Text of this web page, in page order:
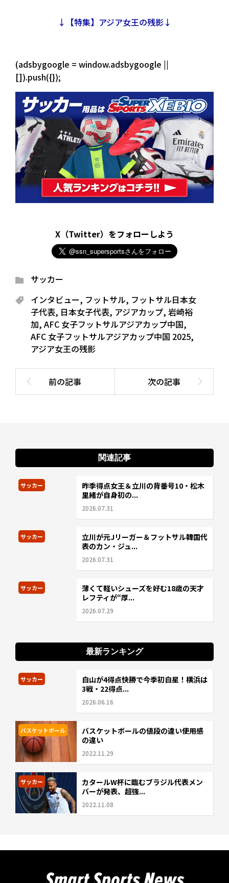
↓【特集】アジア女王の残影↓
(adsbygoogle = window.adsbygoogle ||
[]).push({});
X（Twitter）をフォローしよう
サッカー
インタビュー, フットサル, フットサル日本女
子代表, 日本女子代表, アジアカップ, 岩崎裕
加, AFC 女子フットサルアジアカップ中国,
AFC 女子フットサルアジアカップ中国 2025,
アジア女王の残影
関連記事
サッカー
昨季得点女王＆立川の背番号10・松木
里緒が自身初の...
2026.07.31
サッカー
立川が元Jリーガー＆フットサル韓国代
表のカン・ジュ...
2026.07.31
サッカー
薄くて軽いシューズを好む18歳の天才
レフティが“厚...
2026.07.29
最新ランキング
サッカー
白山が4得点快勝で今季初白星！横浜は
3戦・22得点...
2026.06.16
バスケットボール
バスケットボールの値段の違い使用感
の違い
2022.11.29
サッカー
カタールW杯に臨むブラジル代表メン
バーが発表、超強...
2022.11.08